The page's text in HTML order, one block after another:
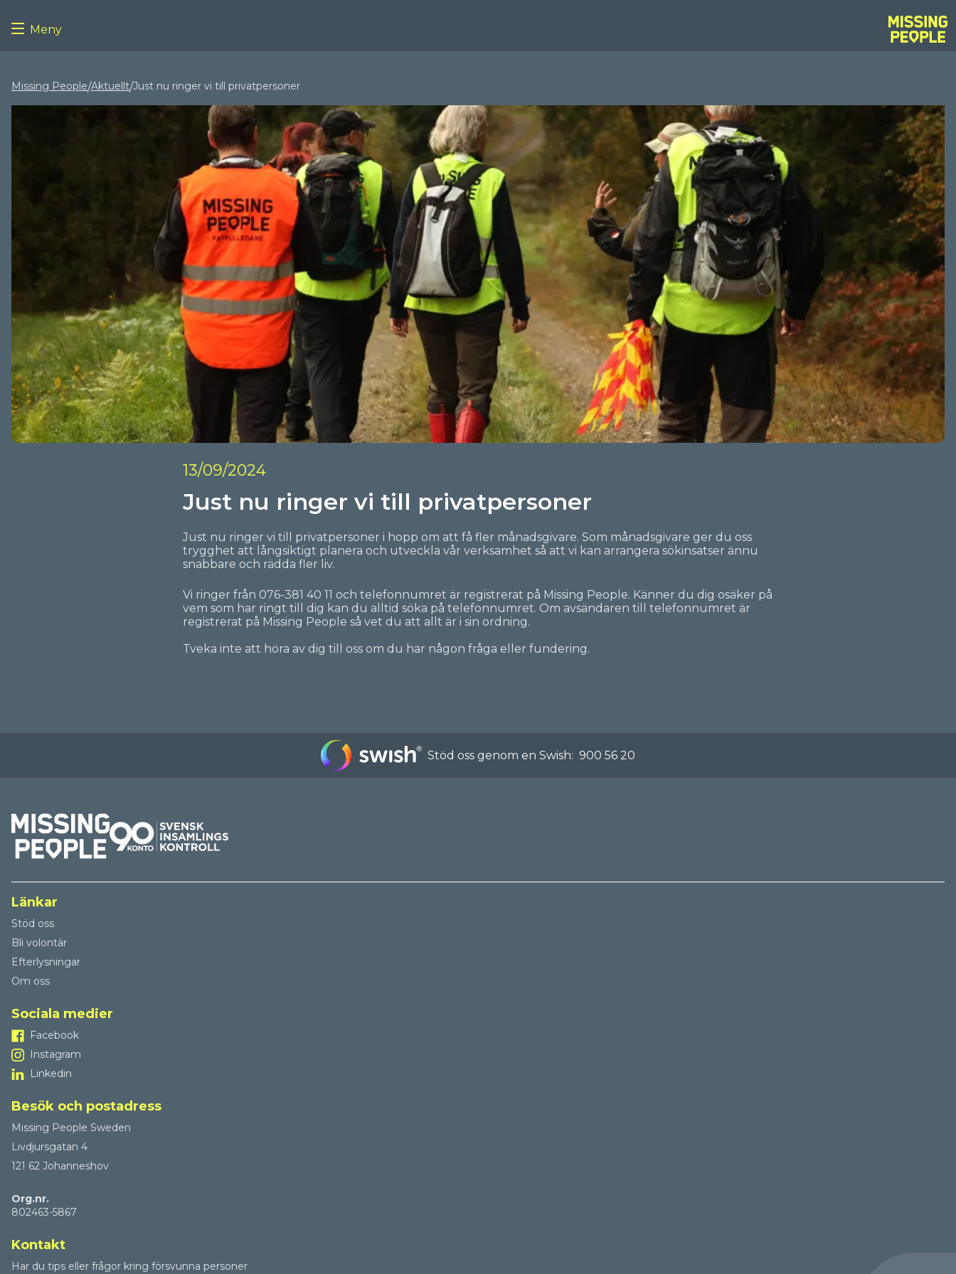
Meny
Missing People/Aktuellt/Just nu ringer vi till privatpersoner
13/09/2024
Just nu ringer vi till privatpersoner
Just nu ringer vi till privatpersoner i hopp om att få fler månadsgivare. Som månadsgivare ger du oss
trygghet att långsiktigt planera och utveckla vår verksamhet så att vi kan arrangera sökinsatser ännu
snabbare och rädda fler liv.
Vi ringer från 076-381 40 11 och telefonnumret är registrerat på Missing People. Känner du dig osäker på
vem som har ringt till dig kan du alltid söka på telefonnumret. Om avsändaren till telefonnumret är
registrerat på Missing People så vet du att allt är i sin ordning.
Tveka inte att höra av dig till oss om du har någon fråga eller fundering.
Stöd oss genom en Swish: 900 56 20
Länkar
Stöd oss
Bli volontär
Efterlysningar
Om oss
Sociala medier
Facebook
Instagram
Linkedin
Besök och postadress
Missing People Sweden
Livdjursgatan 4
121 62 Johanneshov
Org.nr.
802463-5867
Kontakt
Har du tips eller frågor kring försvunna personer